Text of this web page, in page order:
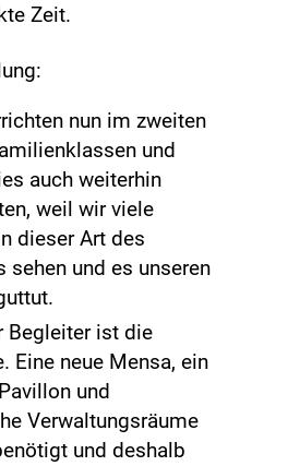
Zeit.
nun im zweiten
und
auch weiterhin
weil wir viele
dieser Art des
sehen und es unseren
Begleiter ist die
Eine neue Mensa, ein
und
Verwaltungsräume
und deshalb